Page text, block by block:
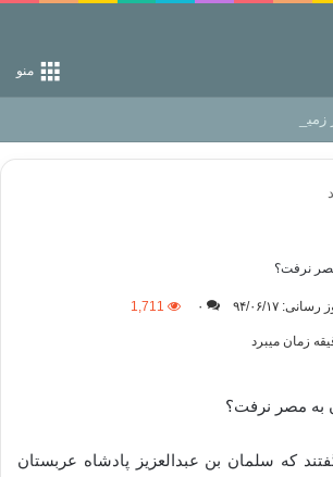
منو
دوری وکناره‌گیری از راه خداست‌!
نرفت؟
۹۴/۰۶/۱۷ ۰ 1,711
به مصر نرفت؟
که سلمان بن عبدالعزیز پادشاه عربستان